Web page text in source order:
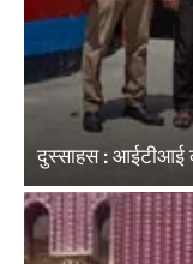
दुस्साहस : आईटीआई